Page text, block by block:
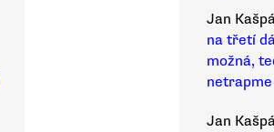
Jan
na třetí
možná,
netrapme
Jan